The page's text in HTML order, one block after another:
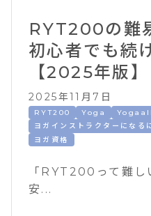
RYT200の難
初心者でも続
【2025年版】
2025年11月7日
RYT200 Yoga
ヨガインストラクターになる
ヨガ資格
「RYT200って難し
安...